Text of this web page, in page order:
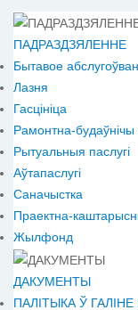
ПАДРАЗДЗЯЛЕННЕ
Бытавое
Лазня
Гасцініца
Рамонтна-будаўнічы
Рытуальныя паслугі
Аўтапаслугі
Саначыстка
Праектна-
Жылфонд
ДАКУМЕНТЫ
ПАЛІТЫКА Ў